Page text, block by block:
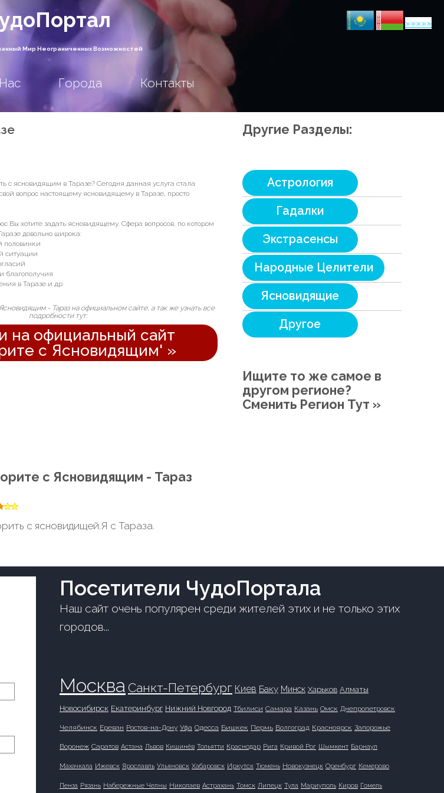
Мир Неограниченных Возможностей
Города Контакты
с ясновидящим в Таразе? Сегодня данная услуга стала
вопрос настоящему ясновидящему в Таразе, просто
Вы хотите задать ясновидящему. Сфера вопросов, по котором
довольно широка:
половинки
ситуации
благополучия
в Таразе и др
- Тараз на официальном сайте, а так же узнать все
подробности тут:
на официальный сайт
с Ясновидящим' »
с Ясновидящим - Тараз
с ясновидищей.Я с Тараза.
Другие Разделы:
Астрология
Гадалки
Экстрасенсы
Народные Целители
Ясновидящие
Другое
Ищите то же самое в
другом регионе?
Сменить Регион Тут »
Посетители ЧудоПортала
Наш сайт очень популярен среди жителей этих и не только этих
городов...
Москва Санкт-Петербург Киев Баку Минск Харьков Алматы
Новосибирск Екатеринбург Нижний Новгород Тбилиси Самара Казань Омск Днепропетровск
Челябинск Ереван Ростов-на-Дону Уфа Одесса Бишкек Пермь Волгоград Красноярск Запорожье
Воронеж Саратов Астана Львов Кишинёв Тольятти Краснодар Рига Кривой Рог Шымкент Барнаул
Махачкала Ижевск Ярославль Ульяновск Хабаровск Иркутск Тюмень Новокузнецк Оренбург Кемерово
Пенза Рязань Набережные Челны Николаев Астрахань Томск Липецк Тула Мариуполь Киров Гомель
»»»»»